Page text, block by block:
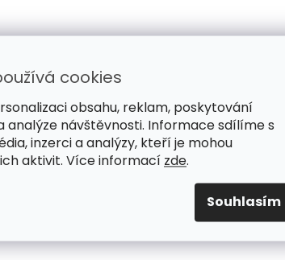
cookies
obsahu, reklam, poskytování
analýze návštěvnosti. Informace sdílíme s
inzerci a analýzy, kteří je mohou
aktivit. Více informací zde.
Souhlasím